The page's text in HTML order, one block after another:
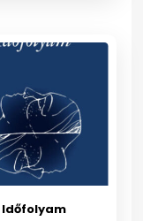
Időfolyam